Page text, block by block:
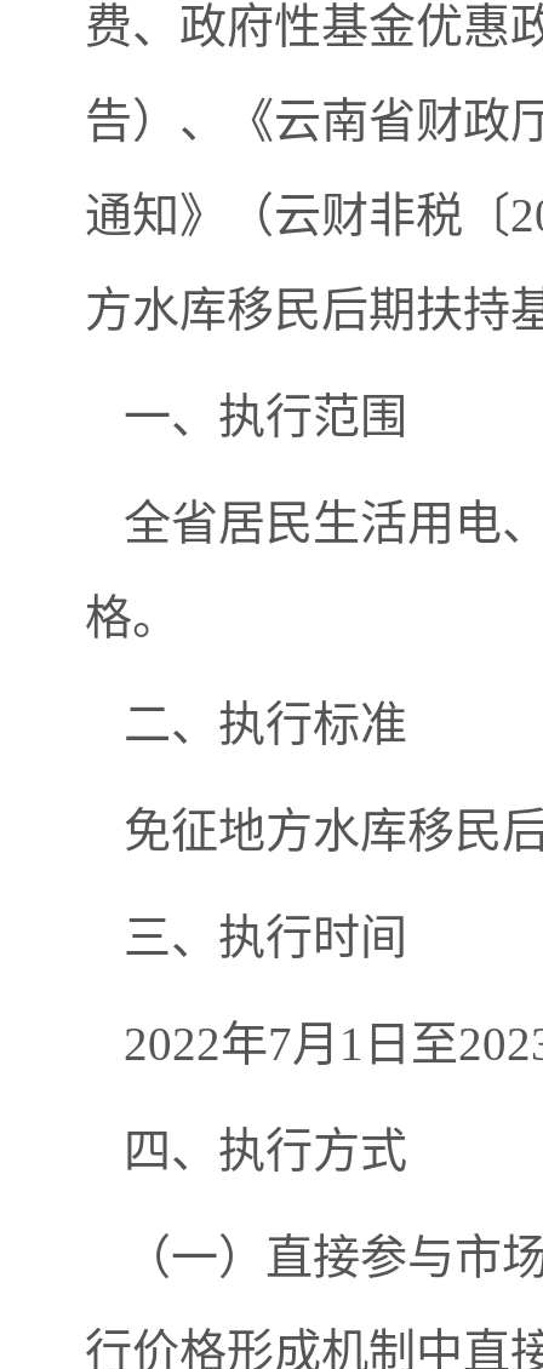
费、政府性基金优惠
告）、《云南省财政
通知》（云财非税〔
方水库移民后期扶持
一、执行范围
全省居民生活用电
格。
二、执行标准
免征地方水库移民
三、执行时间
2022年7月1日至
四、执行方式
（一）直接参与市
行价格形成机制中直